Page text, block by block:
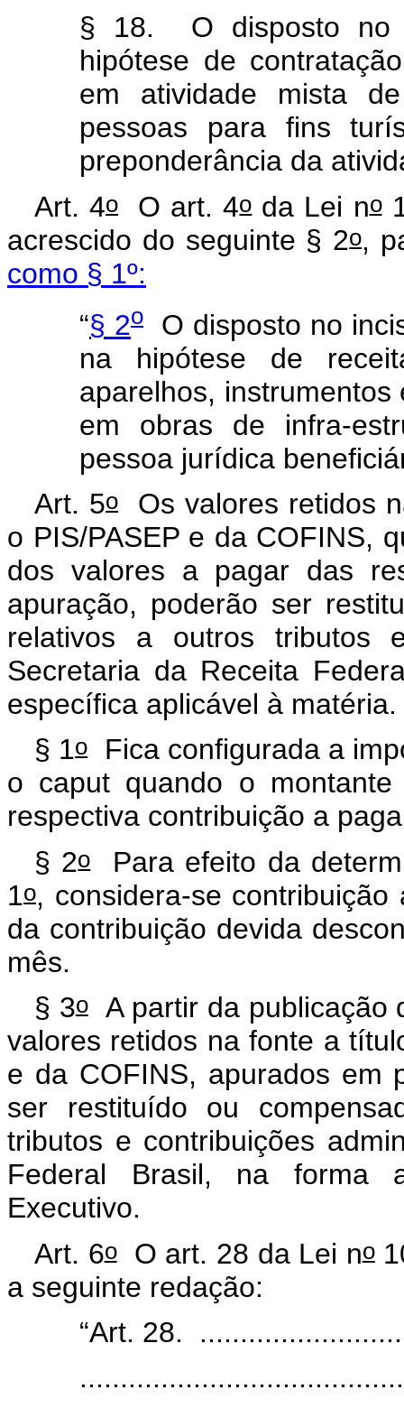
§ 18. O disposto no
hipótese de
em atividade mista
pessoas para fins
preponderância da
Art. 4o O art. 4oda Lei no
acrescido do seguinte § 2o,
como § 1º:
“§ 2o O disposto no
na hipótese de
aparelhos,
em obras de infra-
pessoa jurídica
Art. 5o Os valores retidos
o PIS/PASEP e da COFINS,
dos valores a pagar das
apuração, poderão ser
relativos a outros tributos
Secretaria da Receita
específica aplicável à matéria.
§ 1oFica configurada a
o caput quando o
respectiva contribuição a
§ 2oPara efeito da
1o, considera-se
da contribuição devida
mês.
§ 3oA partir da publicação
valores retidos na fonte a
e da COFINS, apurados em
ser restituído ou
tributos e contribuições
Federal Brasil, na forma
Executivo.
Art. 6oO art. 28 da Lei no
a seguinte redação:
“Art. 28.